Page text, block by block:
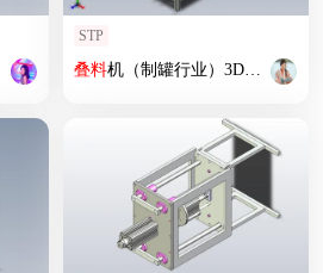
机
STP
叠料机（制罐行业）3D模型